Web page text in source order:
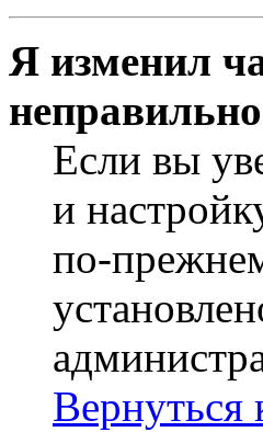
Я изменил
Если вы
и
по-
Вернуться